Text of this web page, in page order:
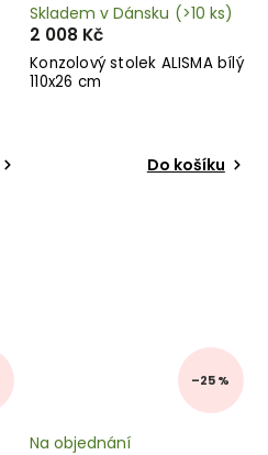
Konzolový stolek ALISMA bílý
110x26 cm
Skladem v Dánsku (>10 ks)
2 008 Kč
Do košíku
–25 %
Na objednání